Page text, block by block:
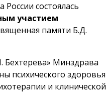
состоялась
участием
памяти Б.Д.
Минздрава
психического здоровья
и клинической